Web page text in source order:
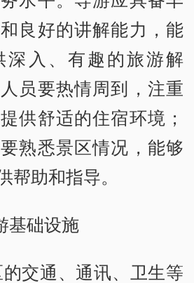
良好的讲解能力，能
深入、有趣的旅游解
员要热情周到，注重
供舒适的住宿环境；
熟悉景区情况，能够
帮助和指导。
基础设施
的交通、通讯、卫生等